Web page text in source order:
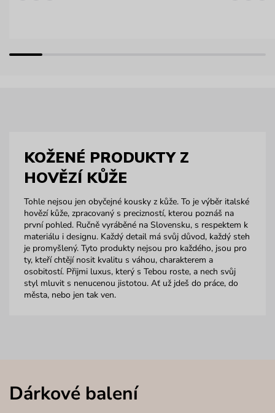
KOŽENÉ PRODUKTY Z
HOVĚZÍ KŮŽE
Tohle nejsou jen obyčejné kousky z kůže. To je výběr italské
hovězí kůže, zpracovaný s precizností, kterou poznáš na
první pohled. Ručně vyráběné na Slovensku, s respektem k
materiálu i designu. Každý detail má svůj důvod, každý steh
je promyšlený. Tyto produkty nejsou pro každého, jsou pro
ty, kteří chtějí nosit kvalitu s váhou, charakterem a
osobitostí. Přijmi luxus, který s Tebou roste, a nech svůj
styl mluvit s nenucenou jistotou. Ať už jdeš do práce, do
města, nebo jen tak ven.
Dárkové balení